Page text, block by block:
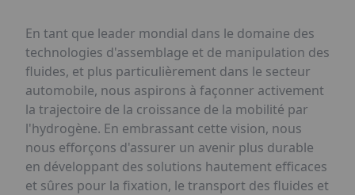
En tant que leader mondial dans le domaine des
technologies d'assemblage et de manipulation des
fluides, et plus particulièrement dans le secteur
automobile, nous aspirons à façonner activement
la trajectoire de la croissance de la mobilité par
l'hydrogène. En embrassant cette vision, nous
nous efforçons d'assurer un avenir plus durable
en développant des solutions hautement efficaces
et sûres pour la fixation, le transport des fluides et